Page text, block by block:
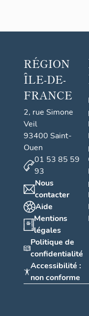
RÉGION
ÎLE-DE-
FRANCE
2, rue Simone
Veil
93400 Saint-
Ouen
01 53 85 59
93
Nous
contacter
Aide
Mentions
légales
Politique de
confidentialité
Accessibilité :
non conforme